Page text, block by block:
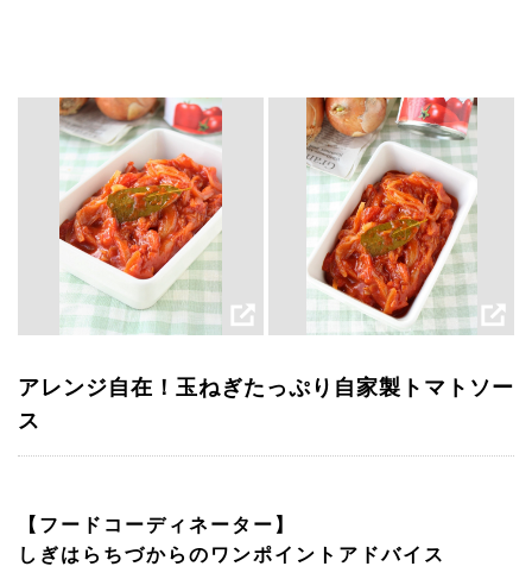
アレンジ自在！玉ねぎたっぷり自家製トマトソー
ス
【フードコーディネーター】
しぎはらちづからのワンポイントアドバイス